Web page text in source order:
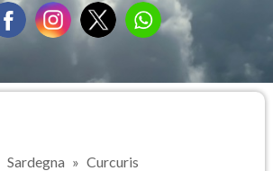
Sardegna Curcuris